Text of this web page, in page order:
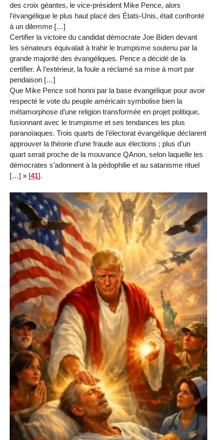
des croix géantes, le vice-président Mike Pence, alors
l’évangélique le plus haut placé des États-Unis, était confronté
à un dilemme […]
Certifier la victoire du candidat démocrate Joe Biden devant
les sénateurs équivalait à trahir le trumpisme soutenu par la
grande majorité des évangéliques. Pence a décidé de la
certifier. À l’extérieur, la foule a réclamé sa mise à mort par
pendaison […]
Que Mike Pence soit honni par la base évangélique pour avoir
respecté le vote du peuple américain symbolise bien la
métamorphose d’une religion transformée en projet politique,
fusionnant avec le trumpisme et ses tendances les plus
paranoïaques. Trois quarts de l’électorat évangélique déclarent
approuver la théorie d’une fraude aux élections ; plus d’un
quart serait proche de la mouvance QAnon, selon laquelle les
démocrates s’adonnent à la pédophilie et au satanisme rituel
[…] » [41].